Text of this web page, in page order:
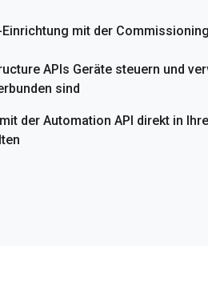
mit der
APIs Geräte steuern und
sind
der Automation API direkt in